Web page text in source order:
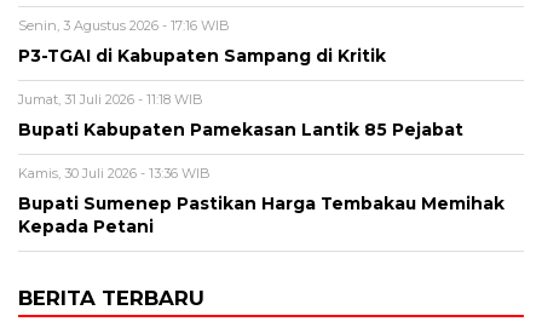
Senin, 3 Agustus 2026 - 17:16 WIB
P3-TGAI di Kabupaten Sampang di Kritik
Jumat, 31 Juli 2026 - 11:18 WIB
Bupati Kabupaten Pamekasan Lantik 85 Pejabat
Kamis, 30 Juli 2026 - 13:36 WIB
Bupati Sumenep Pastikan Harga Tembakau Memihak
Kepada Petani
BERITA TERBARU